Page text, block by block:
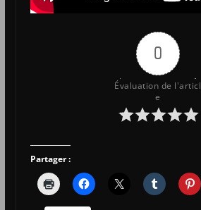
0
Évaluation de l'articl
e
Partager :